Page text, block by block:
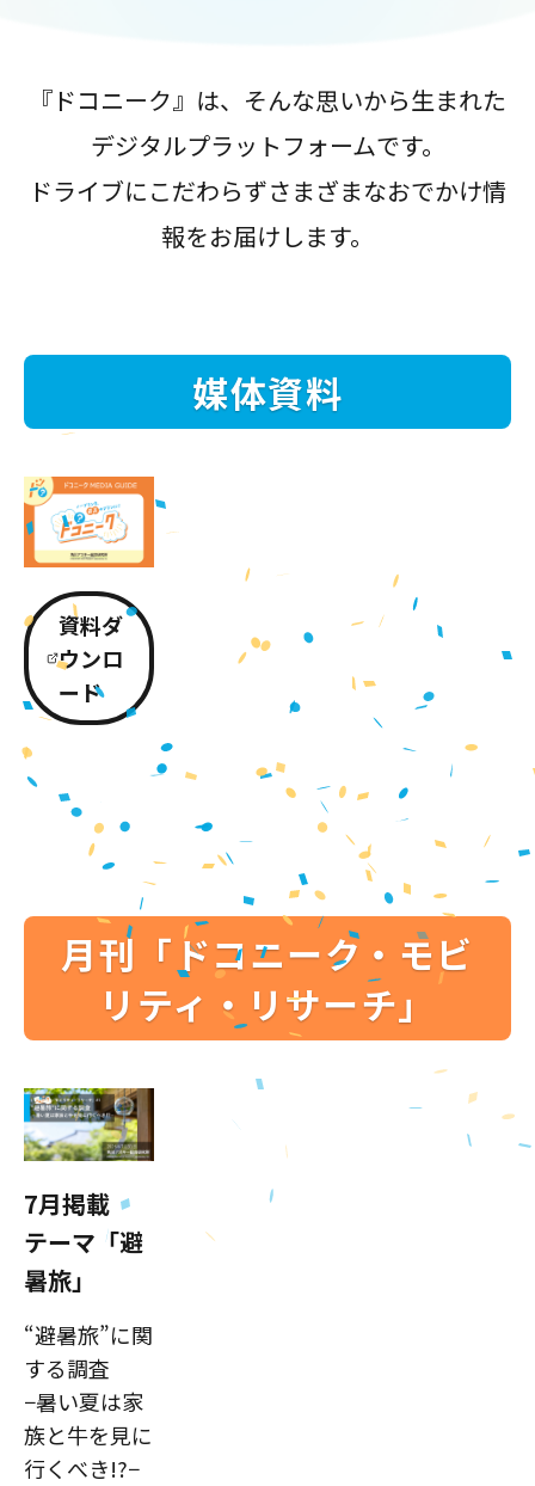
『ドコニーク』は、そんな思いから生まれた
デジタルプラットフォームです。
ドライブにこだわらずさまざまなおでかけ情
報をお届けします。
媒体資料
資料ダ
ウンロ
ード
月刊「ドコニーク・モビ
リティ・リサーチ」
7月掲載
テーマ「避
暑旅」
“避暑旅”に関
する調査
−暑い夏は家
族と牛を見に
行くべき!?−